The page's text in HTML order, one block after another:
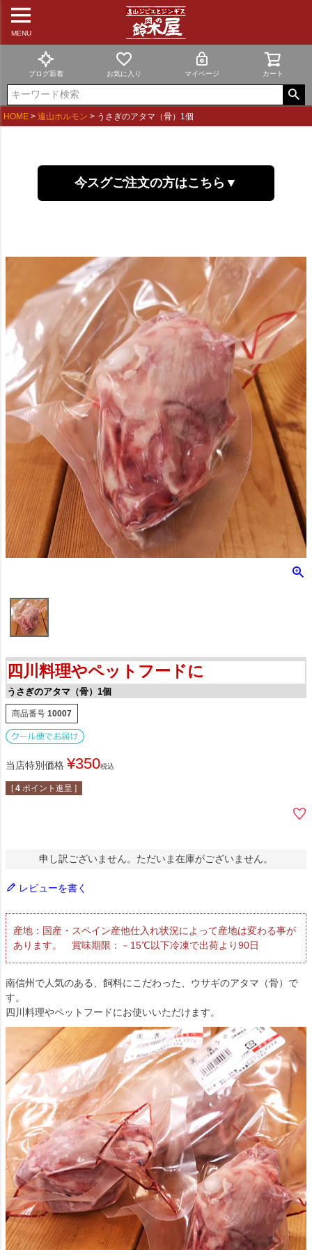
MENU
ブログ新着 お気に入り マイページ カート
HOME 遠山ホルモン うさぎのアタマ（骨）1個
今スグご注文の方はこちら▼
四川料理やペットフードに
うさぎのアタマ（骨）1個
商品番号 10007
当店特別価格 ¥350税込
[ 4 ポイント進呈 ]
申し訳ございません。ただいま在庫がございません。
レビューを書く
産地：国産・スペイン産他仕入れ状況によって産地は変わる事が
あります。 賞味期限：－15℃以下冷凍で出荷より90日
南信州で人気のある、飼料にこだわった、ウサギのアタマ（骨）で
す。
四川料理やペットフードにお使いいただけます。